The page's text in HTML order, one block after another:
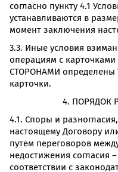
согласно пункту 4.1
устанавливаются в
момент заключения
3.3. Иные условия
операциям с
СТОРОНАМИ определены
карточки.
4. ПОРЯДОК
4.1. Споры и
настоящему Договору
путем переговоров
недостижения согласия
соответствии с